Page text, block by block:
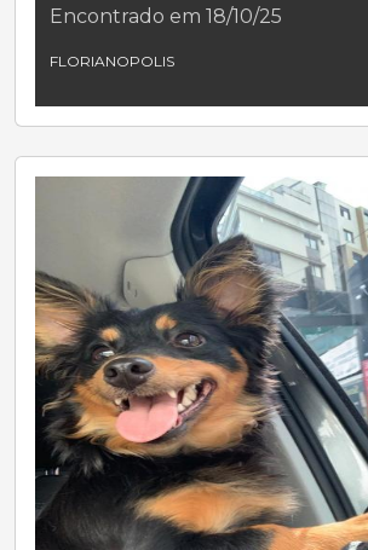
Encontrado em 18/10/25
FLORIANOPOLIS